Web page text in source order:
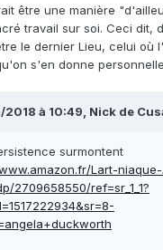
être une manière
travail sur soi. Ceci dit,
le dernier Lieu, celui où
s'en donne
à 10:49, Nick de
surmontent
Lart-
2709658550/ref=sr_1_1?